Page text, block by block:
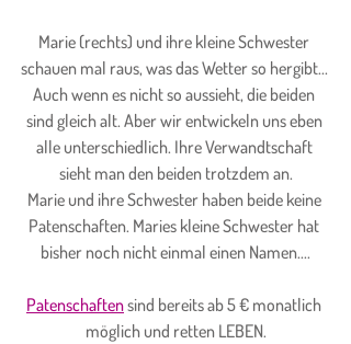
Marie (rechts) und ihre kleine Schwester
schauen mal raus, was das Wetter so hergibt...
Auch wenn es nicht so aussieht, die beiden
sind gleich alt. Aber wir entwickeln uns eben
alle unterschiedlich. Ihre Verwandtschaft
sieht man den beiden trotzdem an.
Marie und ihre Schwester haben beide keine
Patenschaften. Maries kleine Schwester hat
bisher noch nicht einmal einen Namen....
Patenschaften sind bereits ab 5 € monatlich
möglich und retten LEBEN.